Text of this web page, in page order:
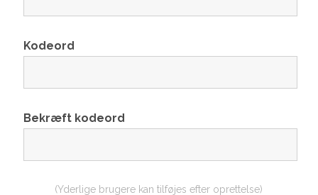
Kodeord
Bekræft kodeord
(Yderlige brugere kan tilføjes efter oprettelse)